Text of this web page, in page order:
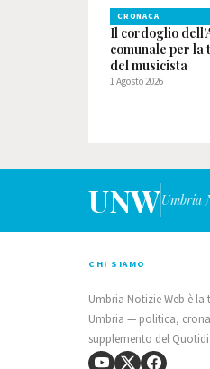
CRONACA
Il cordoglio
comunale per la
del musicista
1 Agosto 2026
UNWUmbria
CHI SIAMO
Umbria Notizie Web è
Umbria — politica,
supplemento del